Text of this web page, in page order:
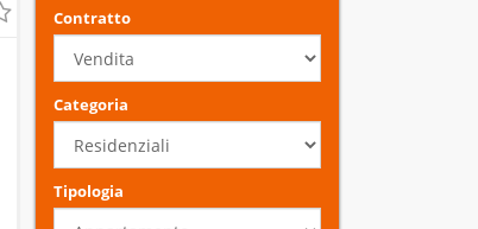
Contratto
Categoria
Tipologia